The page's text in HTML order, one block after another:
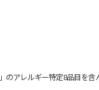
アレルギー特定8品目を含